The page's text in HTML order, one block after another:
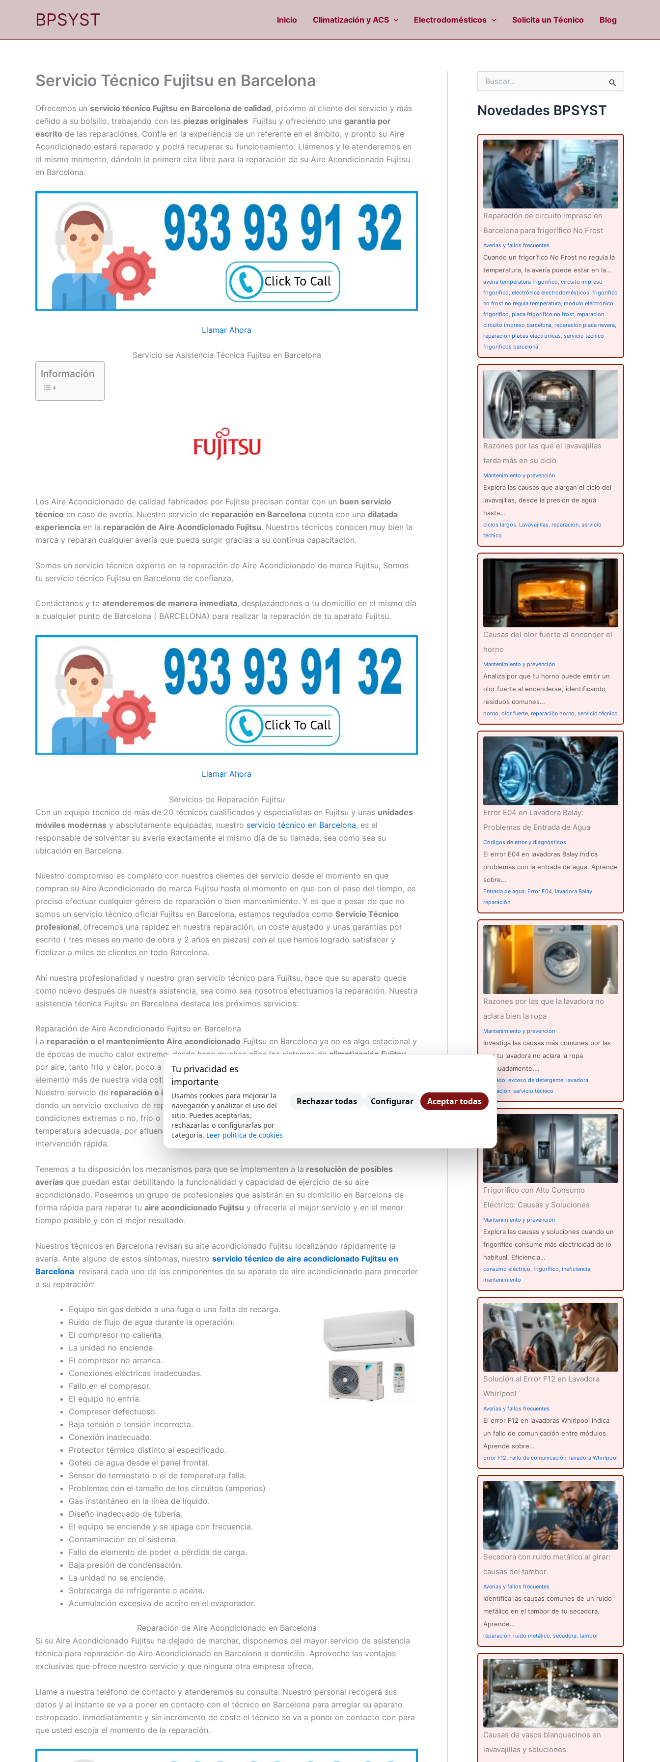
BPSYST Inicio Climatización y ACS Electrodomésticos Solicita un Técnico Blog
Servicio Técnico Fujitsu en Barcelona
Ofrecemos un servicio técnico Fujitsu en Barcelona de calidad, próximo al cliente del servicio y más
ceñido a su bolsillo, trabajando con las piezas originales Fujitsu y ofreciendo una garantía por
escrito de las reparaciones. Confíe en la experiencia de un referente en el ámbito, y pronto su Aire
Acondicionado estará reparado y podrá recuperar su funcionamiento. Llámenos y le atenderemos en
el mismo momento, dándole la primera cita libre para la reparación de su Aire Acondicionado Fujitsu
en Barcelona.
Llamar Ahora
Servicio se Asistencia Técnica Fujitsu en Barcelona
Información
Los Aire Acondicionado de calidad fabricados por Fujitsu precisan contar con un buen servicio
técnico en caso de avería. Nuestro servicio de reparación en Barcelona cuenta con una dilatada
experiencia en la reparación de Aire Acondicionado Fujitsu. Nuestros técnicos conocen muy bien la
marca y reparan cualquier avería que pueda surgir gracias a su contínua capacitación.
Somos un servicio técnico experto en la reparación de Aire Acondicionado de marca Fujitsu, Somos
tu servicio técnico Fujitsu en Barcelona de confianza.
Contáctanos y te atenderemos de manera inmediata, desplazándonos a tu domicilio en el mismo día
a cualquier punto de Barcelona ( BARCELONA) para realizar la reparación de tu aparato Fujitsu.
Llamar Ahora
Servicios de Reparación Fujitsu
Con un equipo técnico de más de 20 técnicos cualificados y especialistas en Fujitsu y unas unidades
móviles modernas y absolutamente equipadas, nuestro servicio técnico en Barcelona, es el
responsable de solventar su avería exactamente el mismo día de su llamada, sea como sea su
ubicación en Barcelona.
Nuestro compromiso es completo con nuestros clientes del servicio desde el momento en que
compran su Aire Acondicionado de marca Fujitsu hasta el momento en que con el paso del tiempo, es
preciso efectuar cualquier género de reparación o bien mantenimiento. Y es que a pesar de que no
somos un servicio técnico oficial Fujitsu en Barcelona, estamos regulados como Servicio Técnico
profesional, ofrecemos una rapidez en nuestra reparación, un coste ajustado y unas garantías por
escrito ( tres meses en mano de obra y 2 años en piezas) con el que hemos logrado satisfacer y
fidelizar a miles de clientes en todo Barcelona.
Ahí nuestra profesionalidad y nuestro gran servicio técnico para Fujitsu, hace que su aparato quede
como nuevo después de nuestra asistencia, sea como sea nosotros efectuamos la reparación. Nuestra
asistencia técnica Fujitsu en Barcelona destaca los próximos servicios:
Reparación de Aire Acondicionado Fujitsu en Barcelona
La reparación o el mantenimiento Aire acondicionado Fujitsu en Barcelona ya no es algo estacional y
de épocas de mucho calor extremo, desde hace muchos años los sistemas declimatización Fujitsu
por aire, tanto frio y calor, poco a poco se han instalado entre nosotros y se han convertido en
elemento más de nuestra vida cotidiana y casos muy concretos se convierten en imprescindibles.
Nuestro servicio de reparación e instalación de aire acondicionado Fujitsu en Barcelona
dando un servicio exclusivo de reparación a domicilio, para esos momentos que bien sea por
condiciones extremas o no, frio o de calor o por que se tenga que mantener unas instalaciones a una
temperatura adecuada, por afluencia de personal, conservación genero etc, usted necesite una
intervención rápida.
Tenemos a tu disposición los mecanismos para que se implementen a la resolución de posibles
averías que puedan estar debilitando la funcionalidad y capacidad de ejercicio de su aire
acondicionado. Poseemos un grupo de profesionales que asistirán en su domicilio en Barcelona de
forma rápida para reparar tu aire acondicionado Fujitsu y ofrecerle el mejor servicio y en el menor
tiempo posible y con el mejor resultado.
Nuestros técnicos en Barcelona revisan su aite acondicionado Fujitsu localizando rápidamente la
avería. Ante alguno de estos síntomas, nuestro servicio técnico de aire acondicionado Fujitsu en
Barcelona revisará cada uno de los componentes de su aparato de aire acondicionado para proceder
a su reparación:
Equipo sin gas debido a una fuga o una falta de recarga.
Ruido de flujo de agua durante la operación.
El compresor no calienta.
La unidad no enciende.
El compresor no arranca.
Conexiones eléctricas inadecuadas.
Fallo en el compresor.
El equipo no enfría.
Compresor defectuoso.
Baja tensión o tensión incorrecta.
Conexión inadecuada.
Protector térmico distinto al especificado.
Goteo de agua desde el panel frontal.
Sensor de termostato o el de temperatura falla.
Problemas con el tamaño de los circuitos (amperios)
Gas instantáneo en la línea de líquido.
Diseño inadecuado de tubería.
El equipo se enciende y se apaga con frecuencia.
Contaminación en el sistema.
Fallo de elemento de poder o pérdida de carga.
Baja presión de condensación.
La unidad no se enciende.
Sobrecarga de refrigerante o aceite.
Acumulación excesiva de aceite en el evaporador.
Reparación de Aire Acondicionado en Barcelona
Si su Aire Acondicionado Fujitsu ha dejado de marchar, disponemos del mayor servicio de asistencia
técnica para reparación de Aire Acondicionado en Barcelona a domicilio. Aproveche las ventajas
exclusivas que ofrece nuestro servicio y que ninguna otra empresa ofrece.
Llame a nuestra teléfono de contacto y atenderemos su consulta. Nuestro personal recogerá sus
datos y al instante se va a poner en contacto con el técnico en Barcelona para arreglar su aparato
estropeado. Inmediatamente y sin incremento de coste el técnico se va a poner en contacto con para
que usted escoja el momento de la reparación.
c
a
p
Novedades BPSYST
Reparación de circuito impreso en
Barcelona para frigorífico No Frost
Averías y fallos frecuentes
Cuando un frigorífico No Frost no regula la
temperatura, la avería puede estar en la…
averia temperatura frigorifico, circuito impreso
frigorifico, electrónica electrodomésticos, frigorifico
no frost no regula temperatura, modulo electronico
frigorifico, placa frigorifico no frost, reparacion
circuito impreso barcelona, reparacion placa nevera,
reparacion placas electronicas, servicio tecnico
frigorificos barcelona
Razones por las que el lavavajillas
tarda más en su ciclo
Mantenimiento y prevención
Explora las causas que alargan el ciclo del
lavavajillas, desde la presión de agua
hasta…
ciclos largos, Lavavajillas, reparación, servicio
técnico
Causas del olor fuerte al encender el
horno
Mantenimiento y prevención
Analiza por qué tu horno puede emitir un
olor fuerte al encenderse, identificando
residuos comunes…
horno, olor fuerte, reparación horno, servicio técnico
Error E04 en Lavadora Balay:
Problemas de Entrada de Agua
Códigos de error y diagnósticos
El error E04 en lavadoras Balay indica
problemas con la entrada de agua. Aprende
sobre…
Entrada de agua, Error E04, lavadora Balay,
reparación
Razones por las que la lavadora no
aclara bien la ropa
Mantenimiento y prevención
Investiga las causas más comunes por las
que tu lavadora no aclara la ropa
adecuadamente,…
aclarado, exceso de detergente, lavadora,
reparación, servicio técnico
Frigorífico con Alto Consumo
Eléctrico: Causas y Soluciones
Mantenimiento y prevención
Explora las causas y soluciones cuando un
frigorífico consume más electricidad de lo
habitual. Eficiencia…
consumo eléctrico, frigorífico, ineficiencia,
mantenimiento
Solución al Error F12 en Lavadora
Whirlpool
Averías y fallos frecuentes
El error F12 en lavadoras Whirlpool indica
un fallo de comunicación entre módulos.
Aprende sobre…
Error F12, Fallo de comunicación, lavadora Whirlpool
Secadora con ruido metálico al girar:
causas del tambor
Averías y fallos frecuentes
Identifica las causas comunes de un ruido
metálico en el tambor de tu secadora.
Aprende…
reparación, ruido metálico, secadora, tambor
Causas de vasos blanquecinos en
lavavajillas y soluciones
Tu privacidad es
importante
Usamos cookies para mejorar la
navegación y analizar el uso del
sitio. Puedes aceptarlas,
rechazarlas o configurarlas por
categoría. Leer política de cookies
Rechazar todas Configurar Aceptar todas